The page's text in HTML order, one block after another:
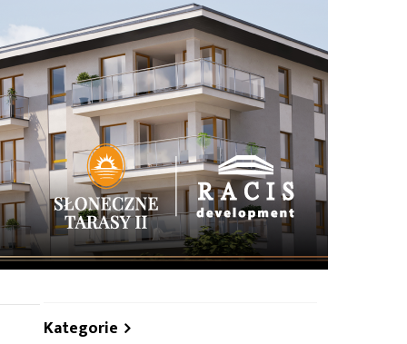
Kategorie